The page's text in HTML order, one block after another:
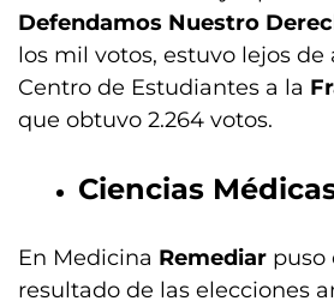
Defendamos Nuestro
los mil votos, estuvo lejos de
Centro de Estudiantes a la
que obtuvo 2.264 votos.
Ciencias
En Medicina Remediar puso
resultado de las elecciones